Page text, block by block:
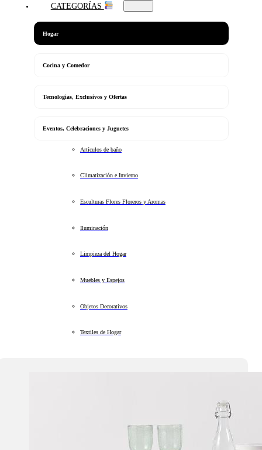
CATEGORÍAS
Hogar
Cocina y Comedor
Tecnologias, Exclusivos y Ofertas
Eventos, Celebraciones y Juguetes
Artículos de baño
Climatización e Invierno
Esculturas Flores Floreros y Aromas
Iluminación
Limpieza del Hogar
Muebles y Espejos
Objetos Decorativos
Textiles de Hogar